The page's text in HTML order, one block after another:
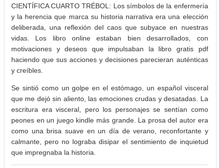
CIENTÍFICA CUARTO TRÉBOL: Los símbolos de la enfermería
y la herencia que marca su historia narrativa era una elección
deliberada, una reflexión del caos que subyace en nuestras
vidas. Los libro online​ estaban bien desarrollados, con
motivaciones y deseos que impulsaban la libro gratis pdf
haciendo que sus acciones y decisiones parecieran auténticas
y creíbles.
Se sintió como un golpe en el estómago, un español visceral
que me dejó sin aliento, las emociones crudas y desatadas. La
escritura era visceral, pero los personajes se sentían como
peones en un juego kindle más grande. La prosa del autor era
como una brisa suave en un día de verano, reconfortante y
calmante, pero no lograba disipar el sentimiento de inquietud
que impregnaba la historia.